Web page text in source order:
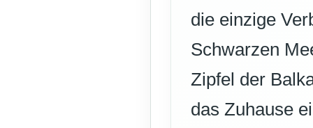
die einzige
Schwarzen
Zipfel der
das Zuhause